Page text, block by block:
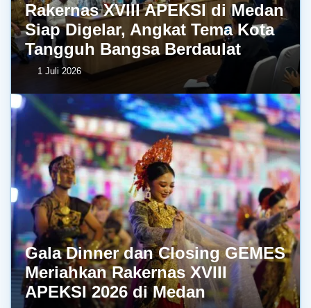
Rakernas XVIII APEKSI di Medan
Siap Digelar, Angkat Tema Kota
Tangguh Bangsa Berdaulat
1 Juli 2026
Gala Dinner dan Closing GEMES
Meriahkan Rakernas XVIII
APEKSI 2026 di Medan